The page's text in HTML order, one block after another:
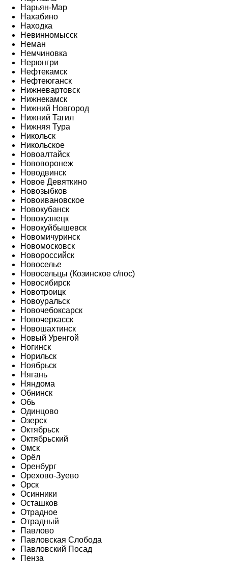
Нарьян-Мар
Нахабино
Находка
Невинномысск
Неман
Немчиновка
Нерюнгри
Нефтекамск
Нефтеюганск
Нижневартовск
Нижнекамск
Нижний Новгород
Нижний Тагил
Нижняя Тура
Никольск
Никольское
Новоалтайск
Нововоронеж
Новодвинск
Новое Девяткино
Новозыбков
Новоивановское
Новокубанск
Новокузнецк
Новокуйбышевск
Новомичуринск
Новомосковск
Новороссийск
Новоселье
Новосельцы (Козинское с/пос)
Новосибирск
Новотроицк
Новоуральск
Новочебоксарск
Новочеркасск
Новошахтинск
Новый Уренгой
Ногинск
Норильск
Ноябрьск
Нягань
Няндома
Обнинск
Обь
Одинцово
Озерск
Октябрьск
Октябрьский
Омск
Орёл
Оренбург
Орехово-Зуево
Орск
Осинники
Осташков
Отрадное
Отрадный
Павлово
Павловская Слобода
Павловский Посад
Пенза